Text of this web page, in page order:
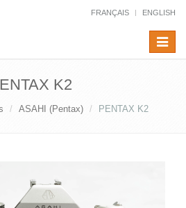
FRANÇAIS ENGLISH
Toggle
K2
ASAHI (Pentax) PENTAX K2